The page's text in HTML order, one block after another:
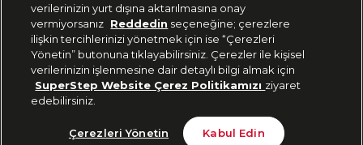
Tükendi
Bizi Takip Edin
verilerinizin yurt dışına aktarılmasına onay
vermiyorsanız Reddedin seçeneğine; çerezlere
ilişkin tercihlerinizi yönetmek için ise “Çerezleri
Yönetin” butonuna tıklayabilirsiniz. Çerezler ile kişisel
verilerinizin işlenmesine dair detaylı bilgi almak için
SuperStep Website Çerez Politikamızı ziyaret
edebilirsiniz.
Çerezleri Yönetin Kabul Edin